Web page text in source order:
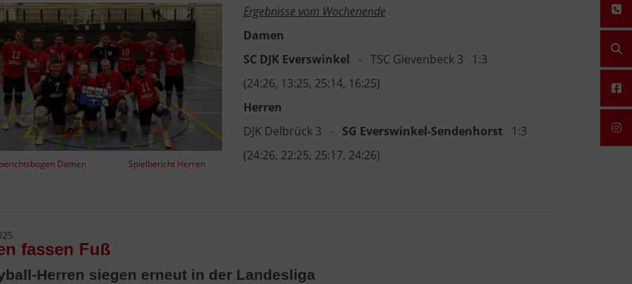
Damen Spielbericht Herren
Ergebnisse vom Wochenende
Damen
SC DJK Everswinkel - TSC Gievenbeck 3 1:3
(24:26, 13:25, 25:14, 16:25)
Herren
DJK Delbrück 3 - SG Everswinkel-Sendenhorst1:3
(24:26, 22:25, 25:17, 24:26)
fassen Fuß
Herren siegen erneut in der Landesliga